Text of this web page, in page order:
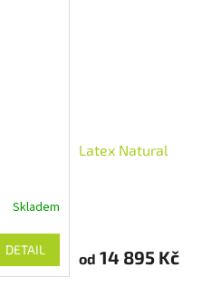
Skladem
DETAIL
Latex Natural
od 14 895 Kč